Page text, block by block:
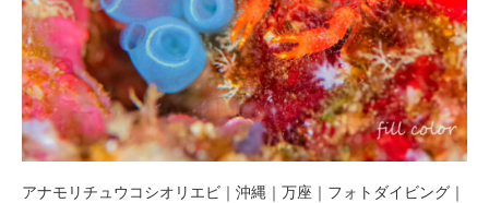
アナモリチュウコシオリエビ｜沖縄｜万座｜フォトダイビング｜